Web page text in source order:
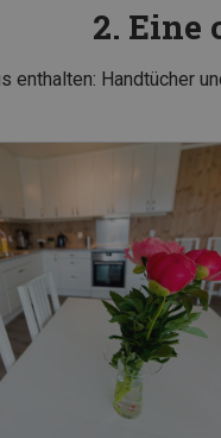
2. Eine
enthalten: Handtücher